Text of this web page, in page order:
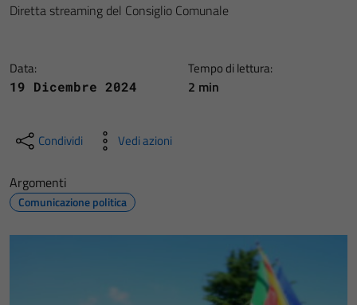
Diretta streaming del Consiglio Comunale
Data:
19 Dicembre 2024
Tempo di lettura:
2 min
Condividi Vedi azioni
Argomenti
Comunicazione politica